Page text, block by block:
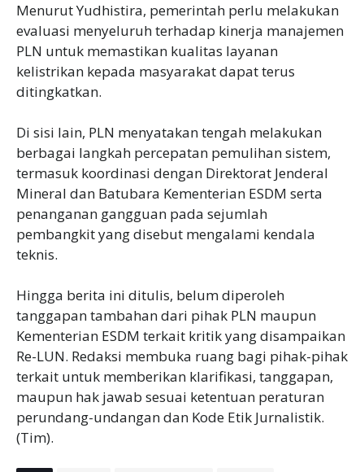
Menurut Yudhistira, pemerintah perlu melakukan
evaluasi menyeluruh terhadap kinerja manajemen
PLN untuk memastikan kualitas layanan
kelistrikan kepada masyarakat dapat terus
ditingkatkan.
Di sisi lain, PLN menyatakan tengah melakukan
berbagai langkah percepatan pemulihan sistem,
termasuk koordinasi dengan Direktorat Jenderal
Mineral dan Batubara Kementerian ESDM serta
penanganan gangguan pada sejumlah
pembangkit yang disebut mengalami kendala
teknis.
Hingga berita ini ditulis, belum diperoleh
tanggapan tambahan dari pihak PLN maupun
Kementerian ESDM terkait kritik yang disampaikan
Re-LUN. Redaksi membuka ruang bagi pihak-pihak
terkait untuk memberikan klarifikasi, tanggapan,
maupun hak jawab sesuai ketentuan peraturan
perundang-undangan dan Kode Etik Jurnalistik.
(Tim).